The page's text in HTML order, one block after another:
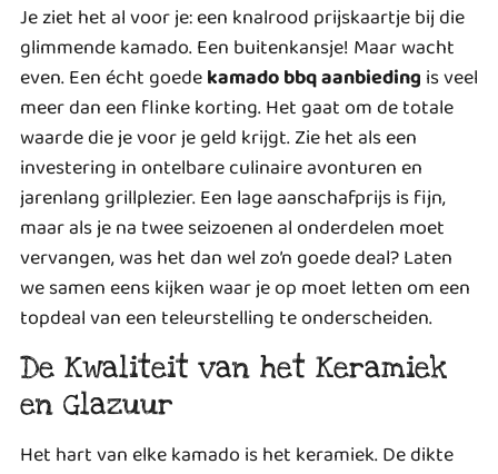
Je ziet het al voor je: een knalrood prijskaartje bij die
glimmende kamado. Een buitenkansje! Maar wacht
even. Een écht goedekamado bbq aanbieding is veel
meer dan een flinke korting. Het gaat om de totale
waarde die je voor je geld krijgt. Zie het als een
investering in ontelbare culinaire avonturen en
jarenlang grillplezier. Een lage aanschafprijs is fijn,
maar als je na twee seizoenen al onderdelen moet
vervangen, was het dan wel zo’n goede deal? Laten
we samen eens kijken waar je op moet letten om een
topdeal van een teleurstelling te onderscheiden.
De Kwaliteit van het Keramiek
en Glazuur
Het hart van elke kamado is het keramiek. De dikte